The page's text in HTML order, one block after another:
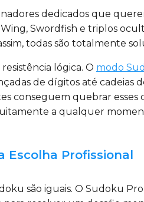
dedicados que
Swordfish e triplos
todas são totalmente
lógica. O modo
de dígitos até cadeias
conseguem quebrar esses
a qualquer
Escolha Profissional
são iguais. O Sudoku